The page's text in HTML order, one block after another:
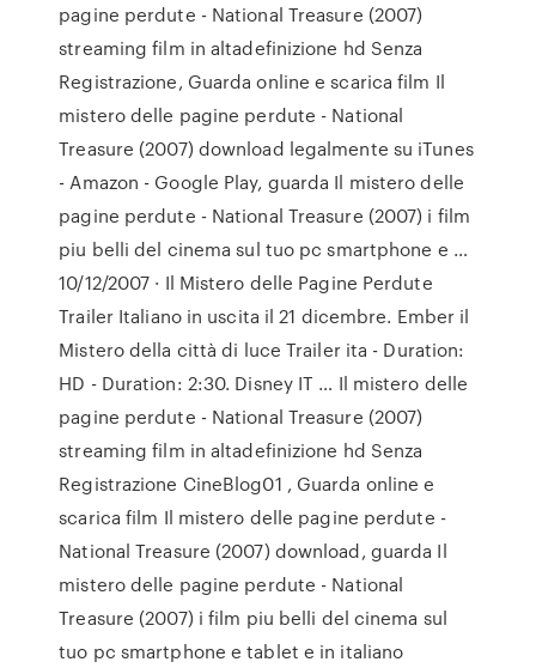
pagine perdute - National Treasure (2007)
streaming film in altadefinizione hd Senza
Registrazione, Guarda online e scarica film Il
mistero delle pagine perdute - National
Treasure (2007) download legalmente su iTunes
- Amazon - Google Play, guarda Il mistero delle
pagine perdute - National Treasure (2007) i film
piu belli del cinema sul tuo pc smartphone e …
10/12/2007 · Il Mistero delle Pagine Perdute
Trailer Italiano in uscita il 21 dicembre. Ember il
Mistero della città di luce Trailer ita - Duration:
HD - Duration: 2:30. Disney IT … Il mistero delle
pagine perdute - National Treasure (2007)
streaming film in altadefinizione hd Senza
Registrazione CineBlog01 , Guarda online e
scarica film Il mistero delle pagine perdute -
National Treasure (2007) download, guarda Il
mistero delle pagine perdute - National
Treasure (2007) i film piu belli del cinema sul
tuo pc smartphone e tablet e in italiano